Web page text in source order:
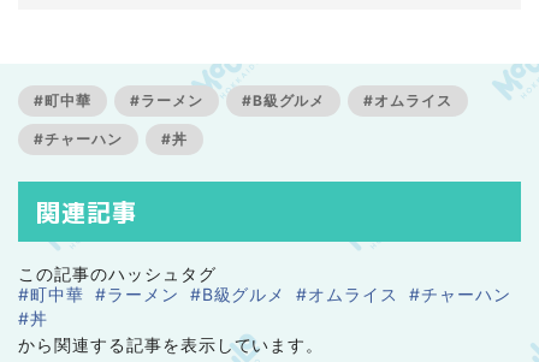
#町中華 #ラーメン #B級グルメ #オムライス
#チャーハン #丼
関連記事
この記事のハッシュタグ
#町中華 #ラーメン #B級グルメ #オムライス
#チャーハン
#丼
から関連する記事を表示しています。